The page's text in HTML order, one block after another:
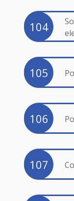
104
105
106
107